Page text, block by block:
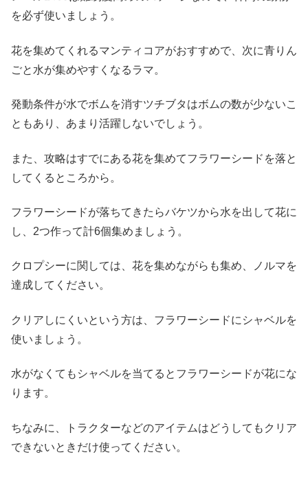
を必ず使いましょう。
花を集めてくれるマンティコアがおすすめで、次に青りん
ごと水が集めやすくなるラマ。
発動条件が水でボムを消すツチブタはボムの数が少ないこ
ともあり、あまり活躍しないでしょう。
また、攻略はすでにある花を集めてフラワーシードを落と
してくるところから。
フラワーシードが落ちてきたらバケツから水を出して花に
し、2つ作って計6個集めましょう。
クロプシーに関しては、花を集めながらも集め、ノルマを
達成してください。
クリアしにくいという方は、フラワーシードにシャベルを
使いましょう。
水がなくてもシャベルを当てるとフラワーシードが花にな
ります。
ちなみに、トラクターなどのアイテムはどうしてもクリア
できないときだけ使ってください。